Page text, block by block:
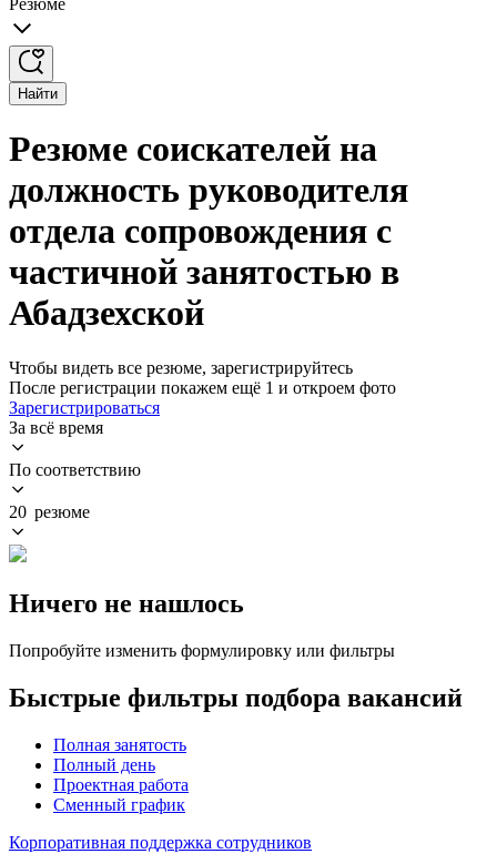
Резюме
Найти
Резюме соискателей на
должность руководителя
отдела сопровождения с
частичной занятостью в
Абадзехской
Чтобы видеть все резюме, зарегистрируйтесь
После регистрации покажем ещё 1 и откроем фото
Зарегистрироваться
За всё время
По соответствию
20 резюме
Ничего не нашлось
Попробуйте изменить формулировку или фильтры
Быстрые фильтры подбора вакансий
Полная занятость
Полный день
Проектная работа
Сменный график
Корпоративная поддержка сотрудников